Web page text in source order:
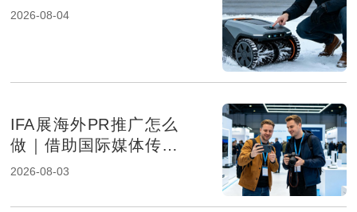
居品牌出海策略）
2026-08-04
IFA展海外PR推广怎么
做｜借助国际媒体传播
提升消费电子品牌影响
2026-08-03